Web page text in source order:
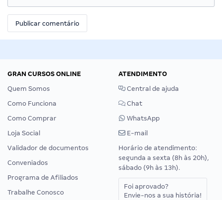
GRAN CURSOS ONLINE
Quem Somos
Como Funciona
Como Comprar
Loja Social
Validador de documentos
Conveniados
Programa de Afiliados
Trabalhe Conosco
ATENDIMENTO
Central de ajuda
Chat
WhatsApp
E-mail
Horário de atendimento:
segunda a sexta (8h às 20h),
sábado (9h às 13h).
Foi aprovado?
Envie-nos a sua história!